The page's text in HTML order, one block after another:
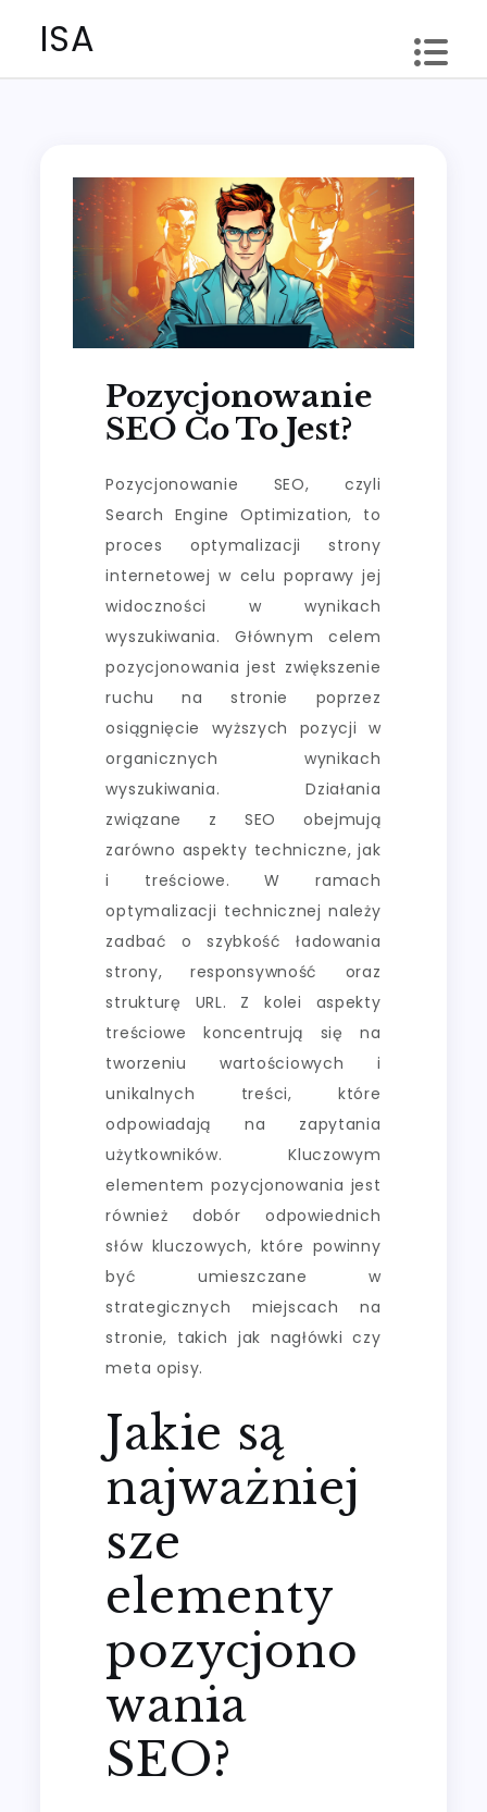
ISA
Pozycjonowanie
SEO Co To Jest?
Pozycjonowanie SEO, czyli
Search Engine Optimization, to
proces optymalizacji strony
internetowej w celu poprawy jej
widoczności w wynikach
wyszukiwania. Głównym celem
pozycjonowania jest zwiększenie
ruchu na stronie poprzez
osiągnięcie wyższych pozycji w
organicznych wynikach
wyszukiwania. Działania
związane z SEO obejmują
zarówno aspekty techniczne, jak
i treściowe. W ramach
optymalizacji technicznej należy
zadbać o szybkość ładowania
strony, responsywność oraz
strukturę URL. Z kolei aspekty
treściowe koncentrują się na
tworzeniu wartościowych i
unikalnych treści, które
odpowiadają na zapytania
użytkowników. Kluczowym
elementem pozycjonowania jest
również dobór odpowiednich
słów kluczowych, które powinny
być umieszczane w
strategicznych miejscach na
stronie, takich jak nagłówki czy
meta opisy.
Jakie są
najważniej
sze
elementy
pozycjono
wania
SEO?